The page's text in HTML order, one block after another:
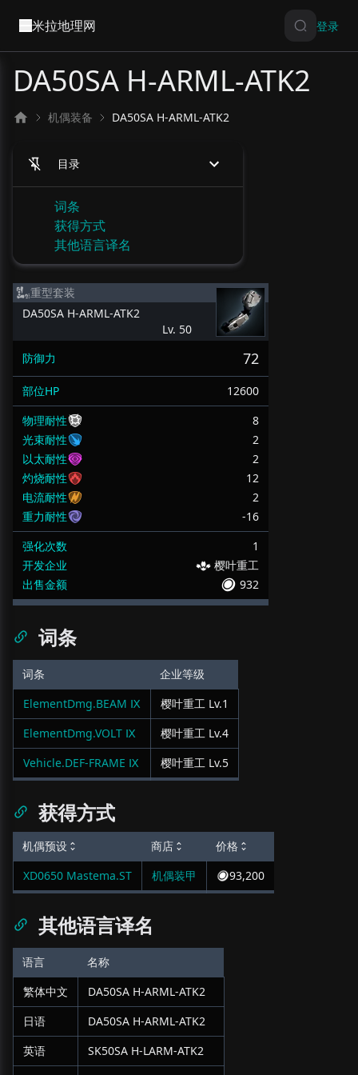
米拉地理网 登录
DA50SA H-ARML-ATK2
机偶装备 DA50SA H-ARML-ATK2
目录
词条
获得方式
其他语言译名
重型套装
DA50SA H-ARML-ATK2
Lv. 50
防御力
72
部位HP
12600
物理耐性
8
光束耐性
2
以太耐性
2
灼烧耐性
12
电流耐性
2
重力耐性
-16
强化次数
1
开发企业
樱叶重工
出售金额
932
词条
词条
企业等级
ElementDmg.BEAM Ⅸ
樱叶重工 Lv.1
ElementDmg.VOLT Ⅸ
樱叶重工 Lv.4
Vehicle.DEF-FRAME Ⅸ
樱叶重工 Lv.5
获得方式
机偶预设
XD0650 Mastema.ST
商店
价格
机偶装甲
93,200
其他语言译名
语言
名称
繁体中文
DA50SA H-ARML-ATK2
日语
DA50SA H-ARML-ATK2
英语
SK50SA H-LARM-ATK2